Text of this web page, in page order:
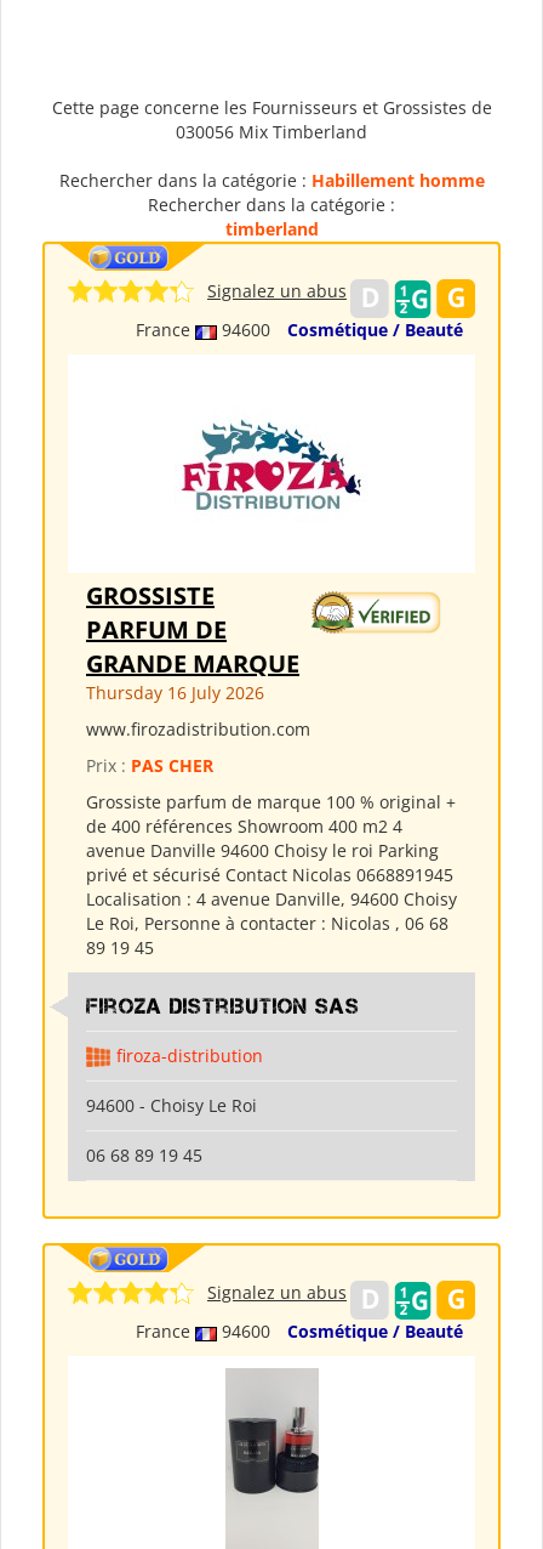
Cette page concerne les Fournisseurs et Grossistes de
030056 Mix Timberland
Rechercher dans la catégorie : Habillement homme
Rechercher dans la catégorie :
timberland
France 94600 Cosmétique / Beauté
Signalez un abus
GROSSISTE
PARFUM DE
GRANDE MARQUE
Thursday 16 July 2026
www.firozadistribution.com
Prix : PAS CHER
Grossiste parfum de marque 100 % original +
de 400 références Showroom 400 m2 4
avenue Danville 94600 Choisy le roi Parking
privé et sécurisé Contact Nicolas 0668891945
Localisation : 4 avenue Danville, 94600 Choisy
Le Roi, Personne à contacter : Nicolas , 06 68
89 19 45
Firoza Distribution SAS
firoza-distribution
94600 - Choisy Le Roi
06 68 89 19 45
France 94600 Cosmétique / Beauté
Signalez un abus